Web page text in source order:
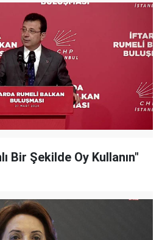
Bir Şekilde Oy Kullanın"